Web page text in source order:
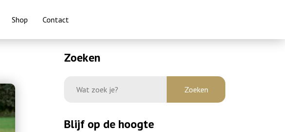
Shop Contact
Zoeken
Blijf op de hoogte